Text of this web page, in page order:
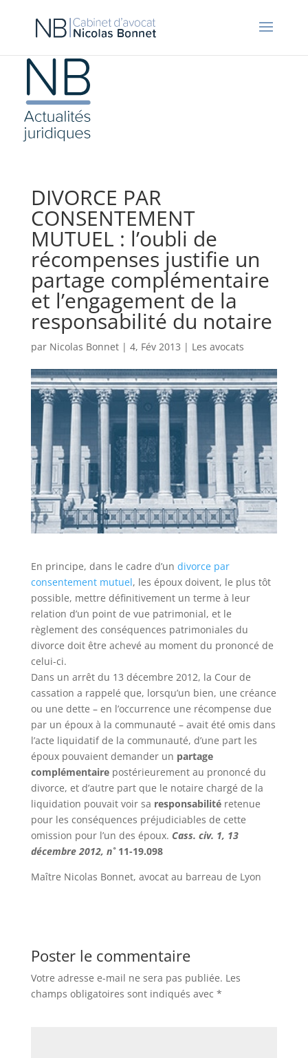
DIVORCE PAR
CONSENTEMENT
MUTUEL : l’oubli de
récompenses justifie un
partage complémentaire
et l’engagement de la
responsabilité du notaire
par Nicolas Bonnet| 4, Fév 2013 | Les avocats
En principe, dans le cadre d’un divorce par
consentement mutuel, les époux doivent, le plus tôt
possible, mettre définitivement un terme à leur
relation d’un point de vue patrimonial, et le
règlement des conséquences patrimoniales du
divorce doit être achevé au moment du prononcé de
celui-ci.
Dans un arrêt du 13 décembre 2012, la Cour de
cassation a rappelé que, lorsqu’un bien, une créance
ou une dette – en l’occurrence une récompense due
par un époux à la communauté – avait été omis dans
l’acte liquidatif de la communauté, d’une part les
époux pouvaient demander un partage
complémentairepostérieurement au prononcé du
divorce, et d’autre part que le notaire chargé de la
liquidation pouvait voir sa responsabilitéretenue
pour les conséquences préjudiciables de cette
omission pour l’un des époux. Cass. civ. 1, 13
décembre 2012, n˚11-19.098
Maître Nicolas Bonnet, avocat au barreau de Lyon
Poster le commentaire
Votre adresse e-mail ne sera pas publiée. Les
champs obligatoires sont indiqués avec *